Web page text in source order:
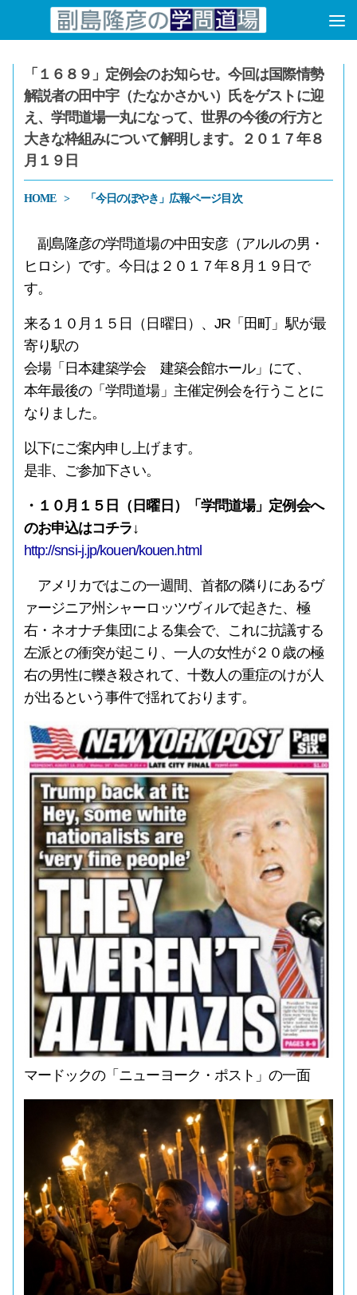
コンテンツへスキップ
「１６８９」定例会のお知らせ。今回は国際情勢
解説者の田中宇（たなかさかい）氏をゲストに迎
え、学問道場一丸になって、世界の今後の行方と
大きな枠組みについて解明します。２０１７年８
月１９日
HOME 「今日のぼやき」広報ページ目次
副島隆彦の学問道場の中田安彦（アルルの男・
ヒロシ）です。今日は２０１７年８月１９日で
す。
来る１０月１５日（日曜日）、JR「田町」駅が最
寄り駅の
会場「日本建築学会 建築会館ホール」にて、
本年最後の「学問道場」主催定例会を行うことに
なりました。
以下にご案内申し上げます。
是非、ご参加下さい。
・１０月１５日（日曜日）「学問道場」定例会へ
のお申込はコチラ↓
http://snsi-j.jp/kouen/kouen.html
アメリカではこの一週間、首都の隣りにあるヴ
ァージニア州シャーロッツヴィルで起きた、極
右・ネオナチ集団による集会で、これに抗議する
左派との衝突が起こり、一人の女性が２０歳の極
右の男性に轢き殺されて、十数人の重症のけが人
が出るという事件で揺れております。
マードックの「ニューヨーク・ポスト」の一面